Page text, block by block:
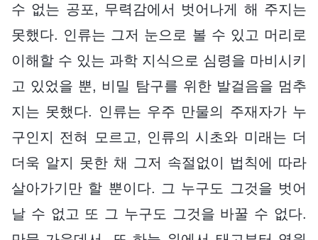
수 없는 공포, 무력감에서 벗어나게 해 주지는
못했다. 인류는 그저 눈으로 볼 수 있고 머리로
이해할 수 있는 과학 지식으로 심령을 마비시키
고 있었을 뿐, 비밀 탐구를 위한 발걸음을 멈추
지는 못했다. 인류는 우주 만물의 주재자가 누
구인지 전혀 모르고, 인류의 시초와 미래는 더
더욱 알지 못한 채 그저 속절없이 법칙에 따라
살아가기만 할 뿐이다. 그 누구도 그것을 벗어
날 수 없고 또 그 누구도 그것을 바꿀 수 없다.